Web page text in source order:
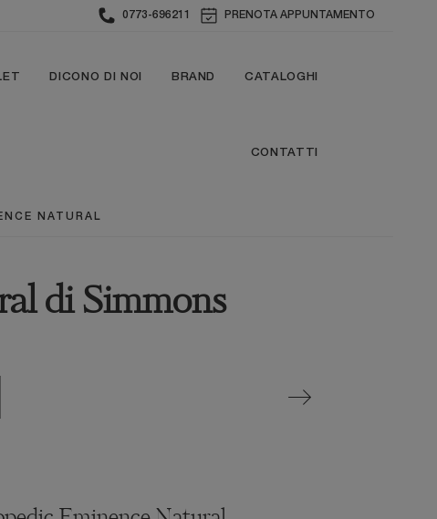
0773-696211 PRENOTA APPUNTAMENTO
DICONO DI NOI BRAND CATALOGHI
CONTATTI
NATURAL
di Simmons